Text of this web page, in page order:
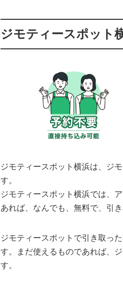
ジモティースポット
ジモティースポット横浜は、ジ
す。
ジモティースポット横浜では、
あれば、なんでも、無料で、引き
ジモティースポットで引き取っ
す。まだ使えるものであれば、
す。